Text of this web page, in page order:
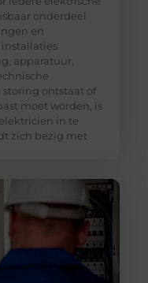
onderdeel
en
apparatuur,
ontstaat of
moet worden, is
in te
zich bezig met